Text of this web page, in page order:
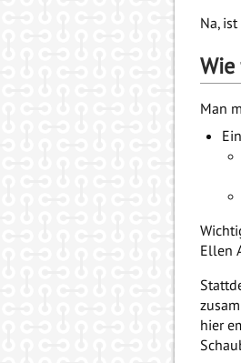
Na,
Man
Ellen
hier